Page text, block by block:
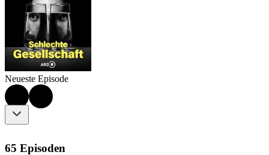
Neueste Episode
65 Episoden